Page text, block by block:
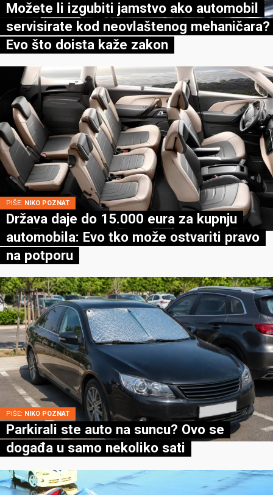
Možete li izgubiti jamstvo ako automobil
servisirate kod neovlaštenog mehaničara?
Evo što doista kaže zakon
PIŠE: NIKO POZNAT
Država daje do 15.000 eura za kupnju
automobila: Evo tko može ostvariti pravo
na potporu
PIŠE: NIKO POZNAT
Parkirali ste auto na suncu? Ovo se
događa u samo nekoliko sati